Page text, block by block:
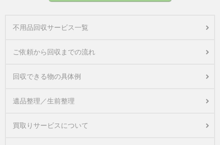
不用品回収サービス一覧
ご依頼から回収までの流れ
回収できる物の具体例
遺品整理／生前整理
買取りサービスについて